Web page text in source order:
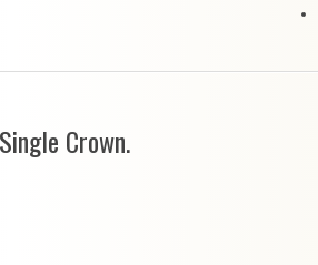
Crown.